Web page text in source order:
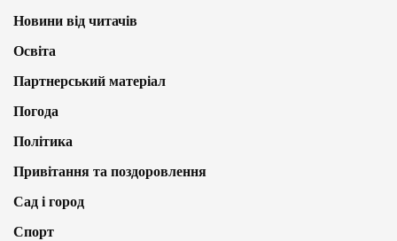
Новини від читачів
Освіта
Партнерський матеріал
Погода
Політика
Привітання та поздоровлення
Сад і город
Спорт